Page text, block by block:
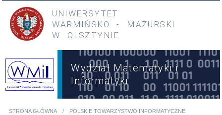
Przejdź do treści
Przejdź do menu głównego
UNIWERSYTET
WARMIŃSKO
- MAZURSKI
W OLSZTYNIE
Wydział Matematyki i
Informatyki
STRONA GŁÓWNA POLSKIE TOWARZYSTWO INFORMATYCZNE